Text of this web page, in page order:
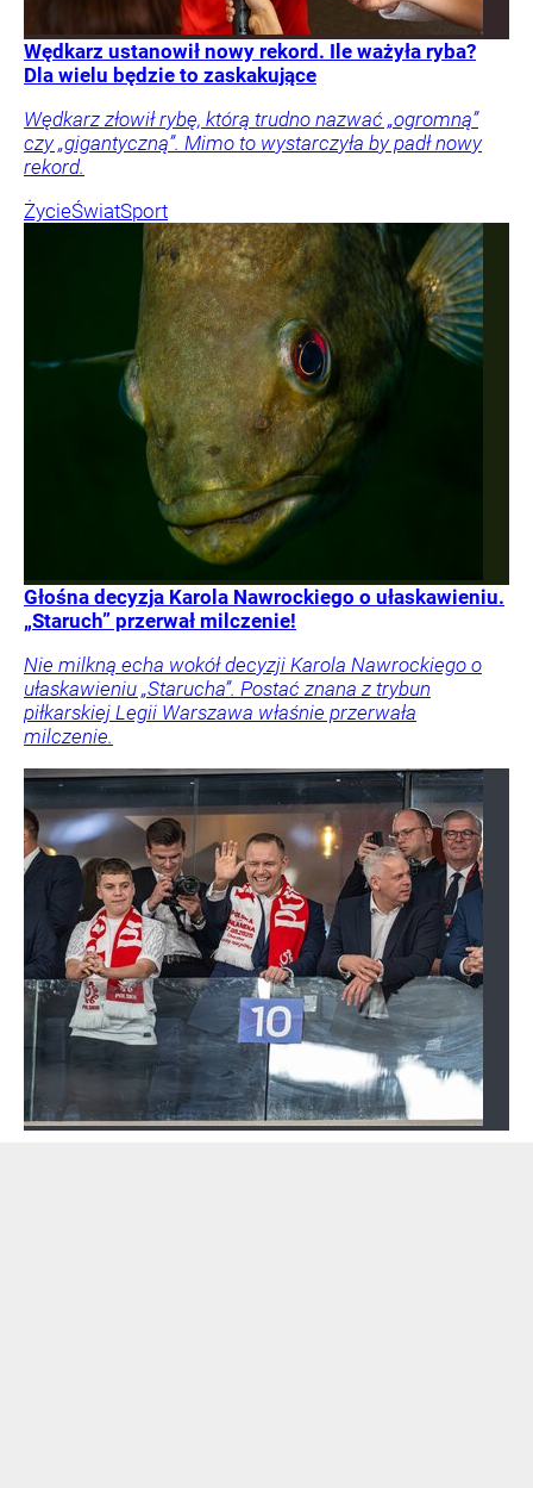
Wędkarz ustanowił nowy rekord. Ile ważyła ryba?
Dla wielu będzie to zaskakujące
Wędkarz złowił rybę, którą trudno nazwać „ogromną”
czy „gigantyczną”. Mimo to wystarczyła by padł nowy
rekord.
ŻycieŚwiatSport
Głośna decyzja Karola Nawrockiego o ułaskawieniu.
„Staruch” przerwał milczenie!
Nie milkną echa wokół decyzji Karola Nawrockiego o
ułaskawieniu „Starucha”. Postać znana z trybun
piłkarskiej Legii Warszawa właśnie przerwała
milczenie.